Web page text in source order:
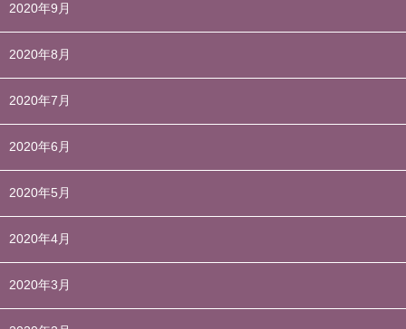
2020年9月
2020年8月
2020年7月
2020年6月
2020年5月
2020年4月
2020年3月